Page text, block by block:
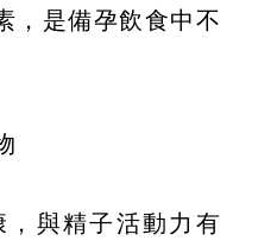
，是備孕飲食中不
與精子活動力有